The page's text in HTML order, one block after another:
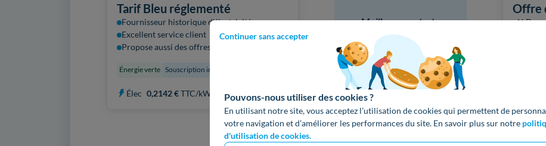
Continuer sans accepter
Pouvons-nous utiliser des cookies ?
En utilisant notre site, vous acceptez l’utilisation de cookies qui permettent de
votre navigation et d’améliorer les performances du site. En savoir plus sur notre
d'utilisation de cookies.
Tarif Bleu réglementé
Fournisseur historique d'électricité
Excellent service client
Propose aussi des offres de gaz
Énergie verte Souscription immédiate
Élec 0,2142 €TTC/kWh
Meilleurs contrats
d'Électricité
Offre
❌